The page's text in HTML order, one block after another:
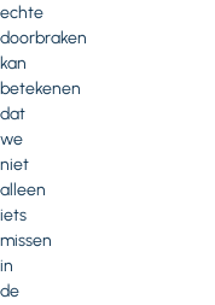
echte
doorbraken
kan
betekenen
dat
we
niet
alleen
iets
missen
in
de